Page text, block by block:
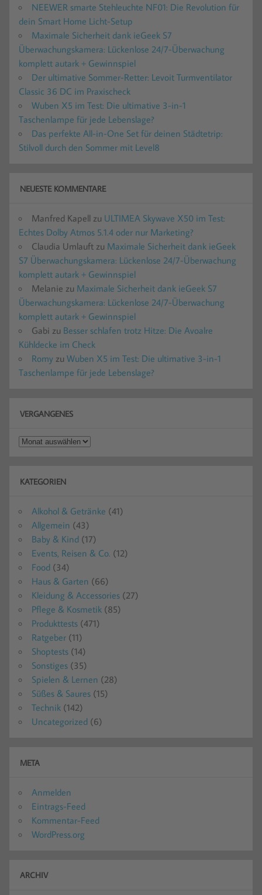
NEEWER smarte Stehleuchte NF01: Die Revolution für
dein Smart Home Licht-Setup
Maximale Sicherheit dank ieGeek S7
Überwachungskamera: Lückenlose 24/7-Überwachung
komplett autark + Gewinnspiel
Der ultimative Sommer-Retter: Levoit Turmventilator
Classic 36 DC im Praxischeck
Wuben X5 im Test: Die ultimative 3-in-1
Taschenlampe für jede Lebenslage?
Das perfekte All-in-One Set für deinen Städtetrip:
Stilvoll durch den Sommer mit Level8
NEUESTE KOMMENTARE
Manfred Kapell zu ULTIMEA Skywave X50 im Test:
Echtes Dolby Atmos 5.1.4 oder nur Marketing?
Claudia Umlauft zu Maximale Sicherheit dank ieGeek
S7 Überwachungskamera: Lückenlose 24/7-Überwachung
komplett autark + Gewinnspiel
Melanie zu Maximale Sicherheit dank ieGeek S7
Überwachungskamera: Lückenlose 24/7-Überwachung
komplett autark + Gewinnspiel
Gabi zu Besser schlafen trotz Hitze: Die Avoalre
Kühldecke im Check
Romy zu Wuben X5 im Test: Die ultimative 3-in-1
Taschenlampe für jede Lebenslage?
VERGANGENES
Vergangenes
KATEGORIEN
Alkohol & Getränke (41)
Allgemein (43)
Baby & Kind (17)
Events, Reisen & Co. (12)
Food (34)
Haus & Garten (66)
Kleidung & Accessories (27)
Pflege & Kosmetik (85)
Produkttests (471)
Ratgeber (11)
Shoptests (14)
Sonstiges (35)
Spielen & Lernen (28)
Süßes & Saures (15)
Technik (142)
Uncategorized (6)
META
Anmelden
Eintrags-Feed
Kommentar-Feed
WordPress.org
ARCHIV